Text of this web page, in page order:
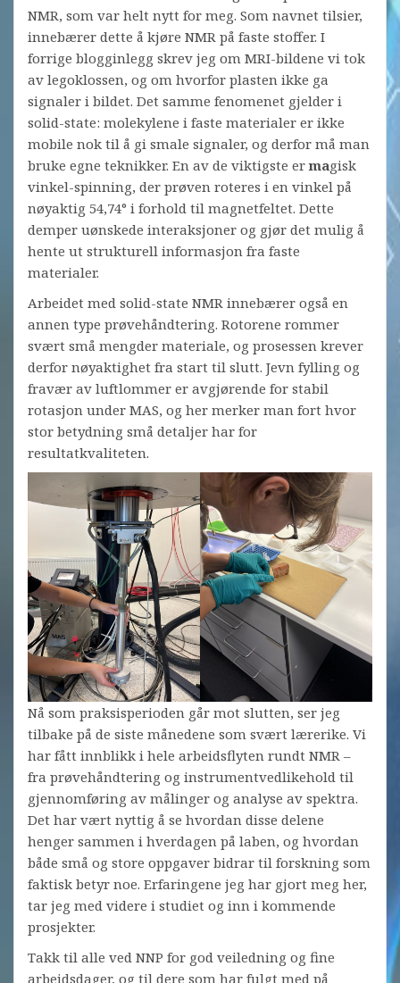
NMR, som var helt nytt for meg. Som navnet tilsier,
innebærer dette å kjøre NMR på faste stoffer. I
forrige blogginlegg skrev jeg om MRI-bildene vi tok
av legoklossen, og om hvorfor plasten ikke ga
signaler i bildet. Det samme fenomenet gjelder i
solid-state: molekylene i faste materialer er ikke
mobile nok til å gi smale signaler, og derfor må man
bruke egne teknikker. En av de viktigste ermagisk
vinkel-spinning, der prøven roteres i en vinkel på
nøyaktig 54,74° i forhold til magnetfeltet. Dette
demper uønskede interaksjoner og gjør det mulig å
hente ut strukturell informasjon fra faste
materialer.
Arbeidet med solid-state NMR innebærer også en
annen type prøvehåndtering. Rotorene rommer
svært små mengder materiale, og prosessen krever
derfor nøyaktighet fra start til slutt. Jevn fylling og
fravær av luftlommer er avgjørende for stabil
rotasjon under MAS, og her merker man fort hvor
stor betydning små detaljer har for
resultatkvaliteten.
Nå som praksisperioden går mot slutten, ser jeg
tilbake på de siste månedene som svært lærerike. Vi
har fått innblikk i hele arbeidsflyten rundt NMR –
fra prøvehåndtering og instrumentvedlikehold til
gjennomføring av målinger og analyse av spektra.
Det har vært nyttig å se hvordan disse delene
henger sammen i hverdagen på laben, og hvordan
både små og store oppgaver bidrar til forskning som
faktisk betyr noe. Erfaringene jeg har gjort meg her,
tar jeg med videre i studiet og inn i kommende
prosjekter.
Takk til alle ved NNP for god veiledning og fine
arbeidsdager, og til dere som har fulgt med på